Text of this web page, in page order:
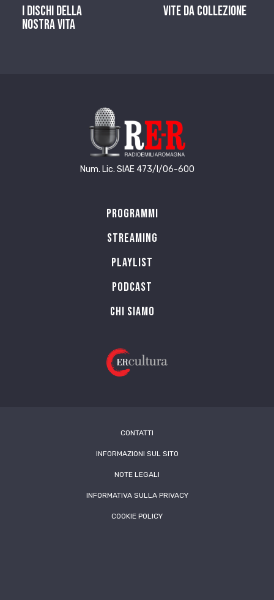
I dischi della
nostra vita
Vite da Collezione
Num. Lic. SIAE 473/I/06-600
Programmi
Streaming
Playlist
PODCAST
Chi siamo
CONTATTI
INFORMAZIONI SUL SITO
NOTE LEGALI
INFORMATIVA SULLA PRIVACY
COOKIE POLICY